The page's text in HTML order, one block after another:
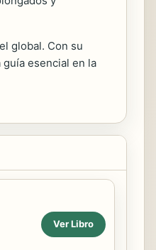
global. Con su
esencial en la
Ver Libro